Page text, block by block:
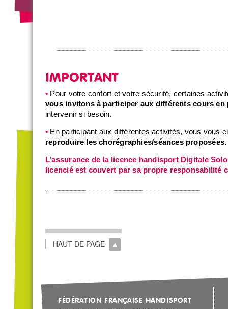
IMPORTANT
• Pour votre confort et votre sécurité, certaines
vous invitons à participer aux différents cours en
intervenir si besoin.
• En participant aux différentes activités, vous vous
reproduire les chorégraphies/séances proposées.
L’assurance de la licence handisport Digitale
licencié est couvert par sa propre responsabilité
HAUT DE PAGE
FÉDÉRATION FRANÇAISE HANDISPORT